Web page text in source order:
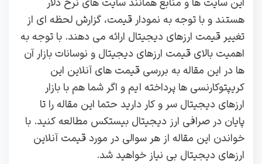
هستند و با توجه به نمودار قیمت، گزارش لحظه ای از
تغییر قیمت ارزهای دیجیتال ارائه می دهند. با توجه به
اهمیت بالای قیمت ارزهای دیجیتال و نوسانات بازار آن
ها در این مقاله به بررسی قیمت های آنلاین این
کریپتوکارنسی ها پرداخته ایم و اگر شما هم با بازار
ارزهای دیجیتال سر و کار دارید حتما این مقاله را تا
پایان در صرافی ارز دیجیتال بیستکس مطالعه کنید. با
خواندن این مقاله از هر سوالی در مورد قیمت آنلاین
ارزهای دیجیتال بی نیاز خواهید شد.